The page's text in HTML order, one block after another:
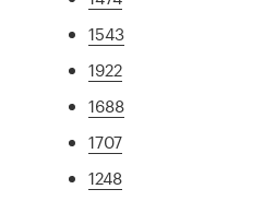
1543
1922
1688
1707
1248